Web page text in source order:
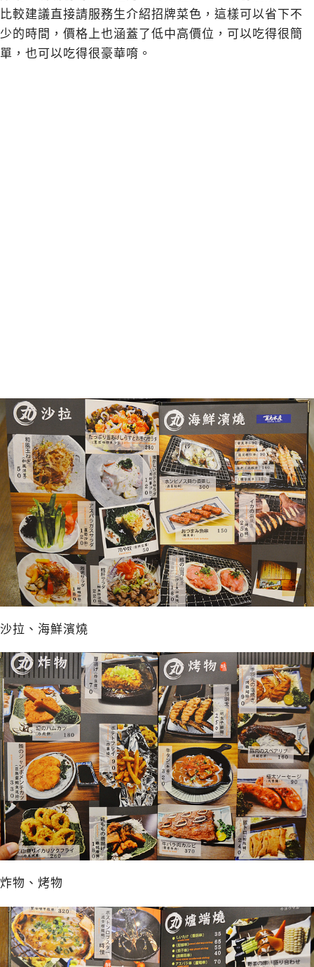
比較建議直接請服務生介紹招牌菜色，這樣可以省下不
少的時間，價格上也涵蓋了低中高價位，可以吃得很簡
單，也可以吃得很豪華唷。
沙拉、海鮮濱燒
炸物、烤物